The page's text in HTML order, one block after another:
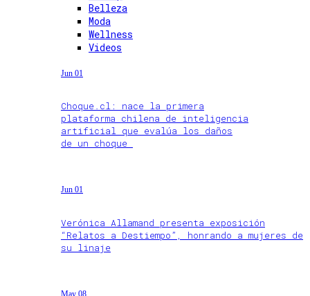
Belleza
Moda
Wellness
Videos
Jun 01
Choque.cl: nace la primera
plataforma chilena de inteligencia
artificial que evalúa los daños
de un choque
Jun 01
Verónica Allamand presenta exposición
“Relatos a Destiempo”, honrando a mujeres de
su linaje
May 08